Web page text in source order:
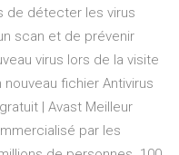
de détecter les virus
scan et de prévenir
virus lors de la visite
fichier Antivirus
| Avast Meilleur
par les